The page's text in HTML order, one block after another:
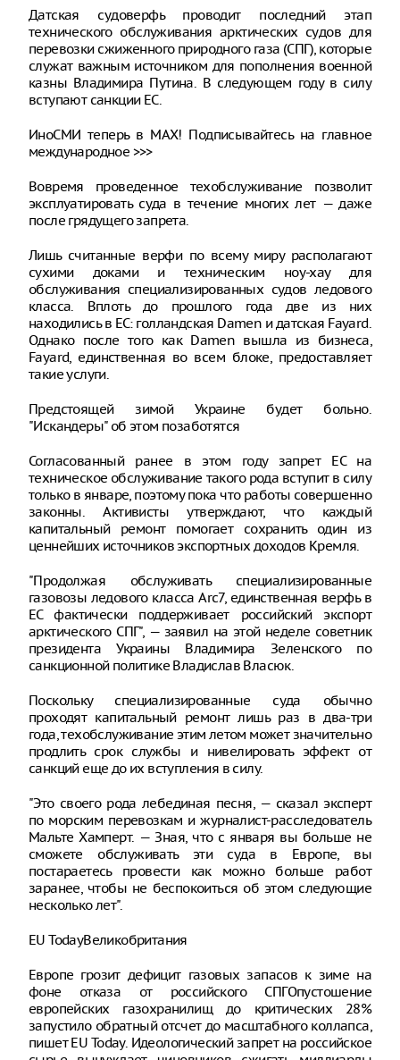
Датская судоверфь проводит последний этап
технического обслуживания арктических судов для
перевозки сжиженного природного газа (СПГ), которые
служат важным источником для пополнения военной
казны Владимира Путина. В следующем году в силу
вступают санкции ЕС.
ИноСМИ теперь в MAX! Подписывайтесь на главное
международное >>>
Вовремя проведенное техобслуживание позволит
эксплуатировать суда в течение многих лет — даже
после грядущего запрета.
Лишь считанные верфи по всему миру располагают
сухими доками и техническим ноу-хау для
обслуживания специализированных судов ледового
класса. Вплоть до прошлого года две из них
находились в ЕС: голландская Damen и датская Fayard.
Однако после того как Damen вышла из бизнеса,
Fayard, единственная во всем блоке, предоставляет
такие услуги.
Предстоящей зимой Украине будет больно.
"Искандеры" об этом позаботятся
Согласованный ранее в этом году запрет ЕС на
техническое обслуживание такого рода вступит в силу
только в январе, поэтому пока что работы совершенно
законны. Активисты утверждают, что каждый
капитальный ремонт помогает сохранить один из
ценнейших источников экспортных доходов Кремля.
"Продолжая обслуживать специализированные
газовозы ледового класса Arc7, единственная верфь в
ЕС фактически поддерживает российский экспорт
арктического СПГ", — заявил на этой неделе советник
президента Украины Владимира Зеленского по
санкционной политике Владислав Власюк.
Поскольку специализированные суда обычно
проходят капитальный ремонт лишь раз в два-три
года, техобслуживание этим летом может значительно
продлить срок службы и нивелировать эффект от
санкций еще до их вступления в силу.
"Это своего рода лебединая песня, — сказал эксперт
по морским перевозкам и журналист-расследователь
Мальте Хамперт. — Зная, что с января вы больше не
сможете обслуживать эти суда в Европе, вы
постараетесь провести как можно больше работ
заранее, чтобы не беспокоиться об этом следующие
несколько лет".
EU TodayВеликобритания
Европе грозит дефицит газовых запасов к зиме на
фоне отказа от российского СПГОпустошение
европейских газохранилищ до критических 28%
запустило обратный отсчет до масштабного коллапса,
пишет EU Today. Идеологический запрет на российское